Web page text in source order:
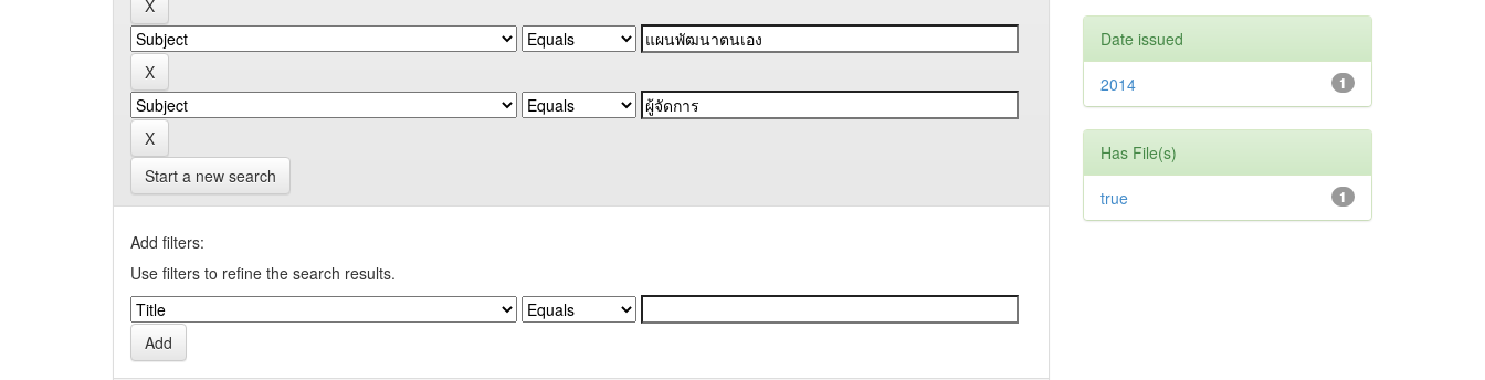
Start a new search
Add filters:
Use filters to refine the search results.
Date issued
1
2014
Has File(s)
1
true